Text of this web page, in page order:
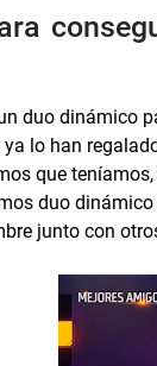
duo dinámico
lo han
que
duo
junto con